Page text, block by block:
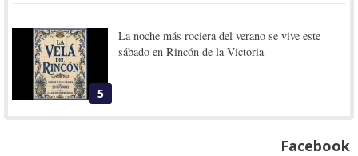
5
La noche más rociera del verano se vive este
sábado en Rincón de la Victoria
Facebook